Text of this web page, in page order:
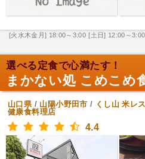
[火水木金月] 18:00～3:00 [土日] 12:00～3:00
選べる定食で心満たす！
まかない処 こめこめ
山口県/ 山陽小野田市 / くし山 米レ
健康食料理店
4.4